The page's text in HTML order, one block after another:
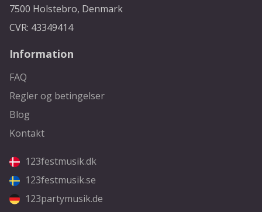
7500 Holstebro, Denmark
CVR: 43349414
Information
FAQ
Regler og betingelser
Blog
Kontakt
123festmusik.dk
123festmusik.se
123partymusik.de